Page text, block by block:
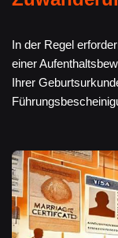
In der Regel
einer
Ihrer